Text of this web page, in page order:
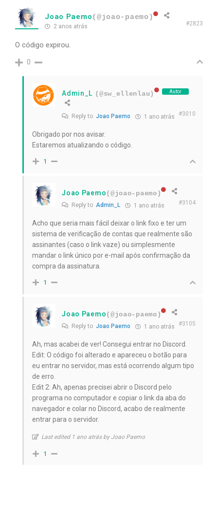
Joao Paemo(@joao-paemo)
2 anos atrás #2823
O código expirou.
0
Admin_L (@sw_ellenlau) Autor
Reply toJoao Paemo 1 ano atrás #3010
Obrigado por nos avisar.
Estaremos atualizando o código.
1
Joao Paemo(@joao-paemo)
Reply toAdmin_L 1 ano atrás #3104
Acho que seria mais fácil deixar o link fixo e ter um
sistema de verificação de contas que realmente são
assinantes (caso o link vaze) ou simplesmente
mandar o link único por e-mail após confirmação da
compra da assinatura.
1
Joao Paemo(@joao-paemo)
Reply toJoao Paemo 1 ano atrás #3105
Ah, mas acabei de ver! Consegui entrar no Discord.
Edit: O código foi alterado e apareceu o botão para
eu entrar no servidor, mas está ocorrendo algum tipo
de erro.
Edit 2: Ah, apenas precisei abrir o Discord pelo
programa no computador e copiar o link da aba do
navegador e colar no Discord, acabo de realmente
entrar para o servidor.
Last edited 1 ano atrás by Joao Paemo
1